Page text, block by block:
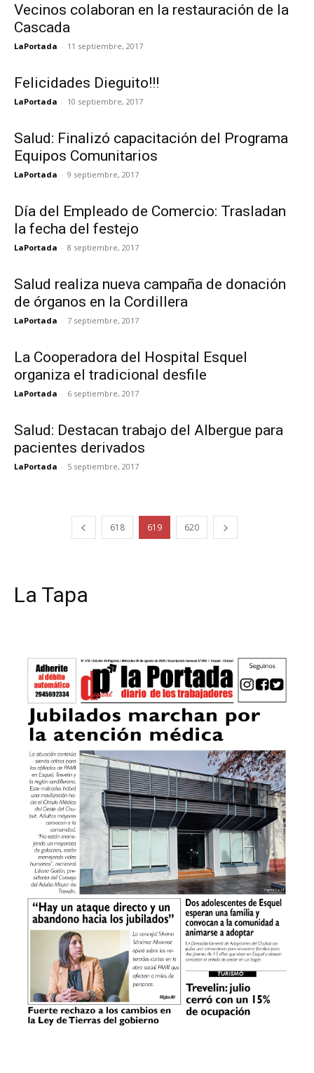
Vecinos colaboran en la restauración de la
Cascada
LaPortada - 11 septiembre, 2017
Felicidades Dieguito!!!
LaPortada - 10 septiembre, 2017
Salud: Finalizó capacitación del Programa
Equipos Comunitarios
LaPortada - 9 septiembre, 2017
Día del Empleado de Comercio: Trasladan
la fecha del festejo
LaPortada - 8 septiembre, 2017
Salud realiza nueva campaña de donación
de órganos en la Cordillera
LaPortada - 7 septiembre, 2017
La Cooperadora del Hospital Esquel
organiza el tradicional desfile
LaPortada - 6 septiembre, 2017
Salud: Destacan trabajo del Albergue para
pacientes derivados
LaPortada - 5 septiembre, 2017
618 619 620
La Tapa